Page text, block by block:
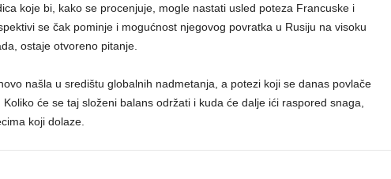
koje bi, kako se procenjuje, mogle nastati usled poteza Francuske i
se čak pominje i mogućnost njegovog povratka u Rusiju na visoku
ostaje otvoreno pitanje.
našla u središtu globalnih nadmetanja, a potezi koji se danas povlače
će se taj složeni balans održati i kuda će dalje ići raspored snaga,
koji dolaze.